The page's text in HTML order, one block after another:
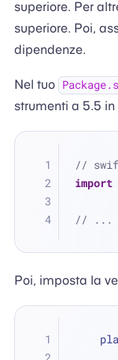
superiore. Per
superiore. Poi,
dipendenze.
Nel tuo
strumenti a 5.5
//
import
// ...
Poi, imposta la